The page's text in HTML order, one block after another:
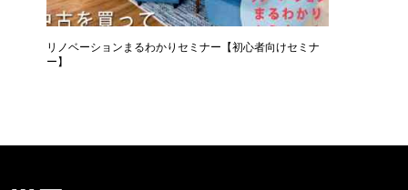
リノベーションまるわかりセミナー【初心者向けセミナ
ー】